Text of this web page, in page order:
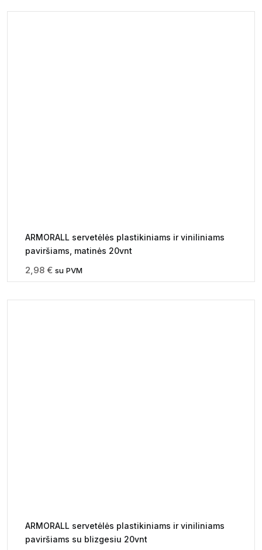
2,99 €.1,99 €.
ARMORALL servetėlės plastikiniams ir viniliniams
paviršiams, matinės 20vnt
2,98 € su PVM
ARMORALL servetėlės plastikiniams ir viniliniams
paviršiams su blizgesiu 20vnt